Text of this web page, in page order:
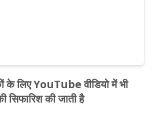
के लिए YouTube वीडियो में भी
सिफारिश की जाती है